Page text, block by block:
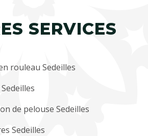
SERVICES
rouleau Sedeilles
de pelouse Sedeilles
Sedeilles